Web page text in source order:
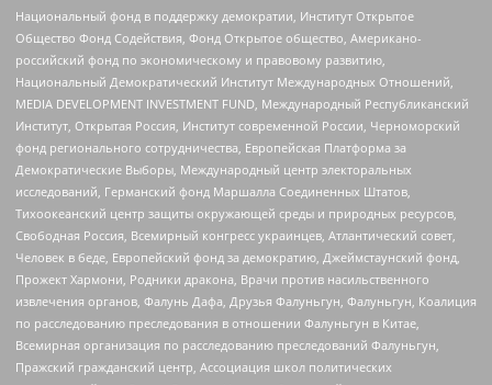
Национальный фонд в поддержку демократии, Институт Открытое
Общество Фонд Содействия, Фонд Открытое общество, Американо-
российский фонд по экономическому и правовому развитию,
Национальный Демократический Институт Международных Отношений,
MEDIA DEVELOPMENT INVESTMENT FUND, Международный Республиканский
Институт, Открытая Россия, Институт современной России, Черноморский
фонд регионального сотрудничества, Европейская Платформа за
Демократические Выборы, Международный центр электоральных
исследований, Германский фонд Маршалла Соединенных Штатов,
Тихоокеанский центр защиты окружающей среды и природных ресурсов,
Свободная Россия, Всемирный конгресс украинцев, Атлантический совет,
Человек в беде, Европейский фонд за демократию, Джеймстаунский фонд,
Прожект Хармони, Родники дракона, Врачи против насильственного
извлечения органов, Фалунь Дафа, Друзья Фалуньгун, Фалуньгун, Коалиция
по расследованию преследования в отношении Фалуньгун в Китае,
Всемирная организация по расследованию преследований Фалуньгун,
Пражский гражданский центр, Ассоциация школ политических